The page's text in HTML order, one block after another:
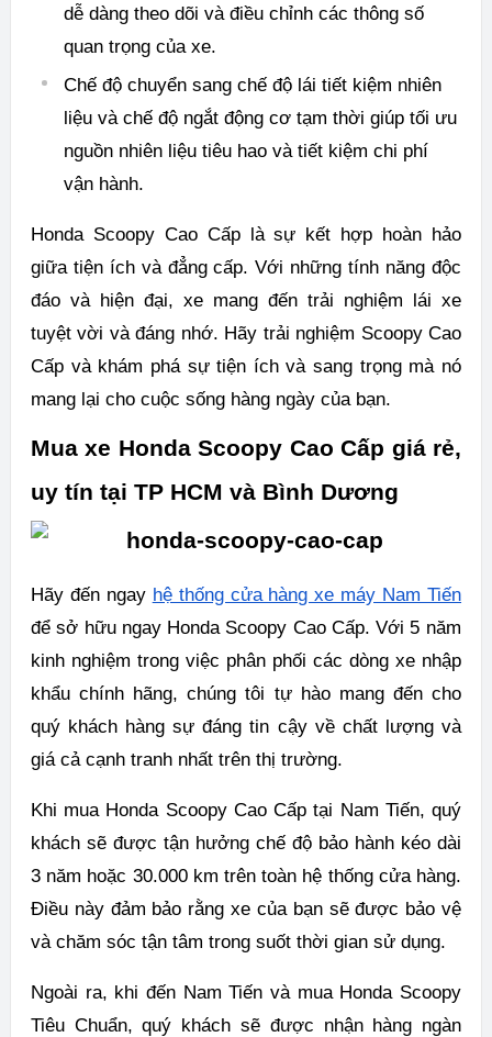
dễ dàng theo dõi và điều chỉnh các thông số
quan trọng của xe.
Chế độ chuyển sang chế độ lái tiết kiệm nhiên
liệu và chế độ ngắt động cơ tạm thời giúp tối ưu
nguồn nhiên liệu tiêu hao và tiết kiệm chi phí
vận hành.
Honda Scoopy Cao Cấp là sự kết hợp hoàn hảo
giữa tiện ích và đẳng cấp. Với những tính năng độc
đáo và hiện đại, xe mang đến trải nghiệm lái xe
tuyệt vời và đáng nhớ. Hãy trải nghiệm Scoopy Cao
Cấp và khám phá sự tiện ích và sang trọng mà nó
mang lại cho cuộc sống hàng ngày của bạn.
Mua xe Honda Scoopy Cao Cấp giá rẻ,
uy tín tại TP HCM và Bình Dương
Hãy đến ngay hệ thống cửa hàng xe máy Nam Tiến
để sở hữu ngay Honda Scoopy Cao Cấp. Với 5 năm
kinh nghiệm trong việc phân phối các dòng xe nhập
khẩu chính hãng, chúng tôi tự hào mang đến cho
quý khách hàng sự đáng tin cậy về chất lượng và
giá cả cạnh tranh nhất trên thị trường.
Khi mua Honda Scoopy Cao Cấp tại Nam Tiến, quý
khách sẽ được tận hưởng chế độ bảo hành kéo dài
3 năm hoặc 30.000 km trên toàn hệ thống cửa hàng.
Điều này đảm bảo rằng xe của bạn sẽ được bảo vệ
và chăm sóc tận tâm trong suốt thời gian sử dụng.
Ngoài ra, khi đến Nam Tiến và mua Honda Scoopy
Tiêu Chuẩn, quý khách sẽ được nhận hàng ngàn